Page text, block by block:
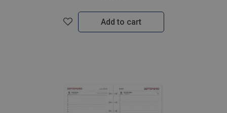
Add to cart